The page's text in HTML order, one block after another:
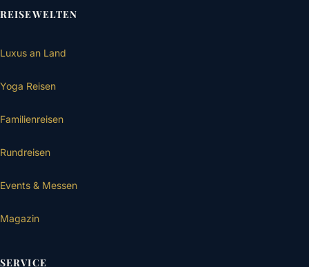
REISEWELTEN
Luxus an Land
Yoga Reisen
Familienreisen
Rundreisen
Events & Messen
Magazin
SERVICE